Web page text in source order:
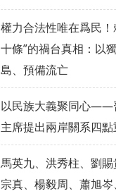
權力合法性唯在爲民！
十條”的禍台真相：以
島、預備流亡
以民族大義聚同心——
主席提出兩岸關系四
馬英九、洪秀柱、劉
宗真、楊毅周、蕭旭